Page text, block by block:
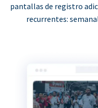
pantallas de registro
recurrentes: